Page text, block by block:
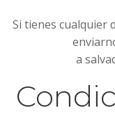
Si tienes cualquier
a